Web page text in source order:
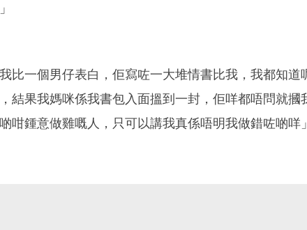
我比一個男仔表白，佢寫咗一大堆情書比我，我都知道
結果我媽咪係我書包入面搵到一封，佢咩都唔問就摑
咁鍾意做雞嘅人，只可以講我真係唔明我做錯咗啲咩」